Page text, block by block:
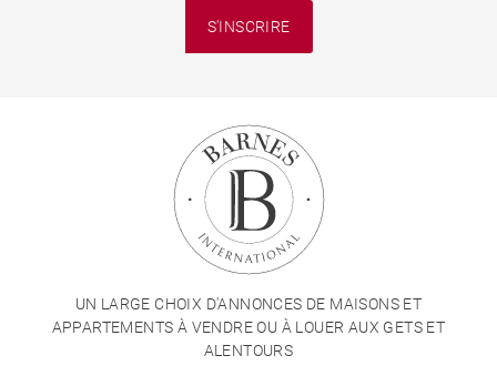
S'INSCRIRE
UN LARGE CHOIX D'ANNONCES DE MAISONS ET
APPARTEMENTS À VENDRE OU À LOUER AUX GETS ET
ALENTOURS